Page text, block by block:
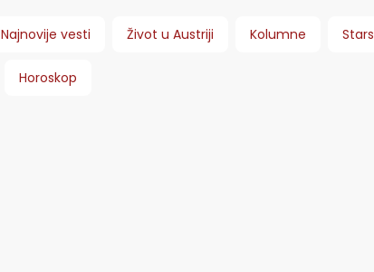
Najnovije vesti Život u Austriji Kolumne Stars
Horoskop